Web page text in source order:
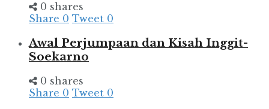
0 shares
Share 0 Tweet 0
Awal Perjumpaan dan Kisah Inggit-
Soekarno
0 shares
Share 0 Tweet 0